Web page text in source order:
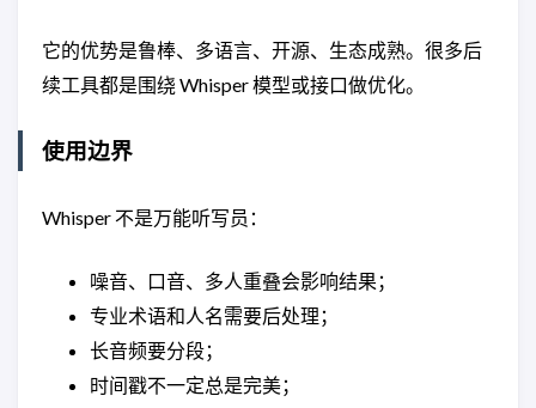
它的优势是鲁棒、多语言、开源、生态成熟。很多后
续工具都是围绕 Whisper 模型或接口做优化。
使用边界
Whisper 不是万能听写员：
噪音、口音、多人重叠会影响结果；
专业术语和人名需要后处理；
长音频要分段；
时间戳不一定总是完美；